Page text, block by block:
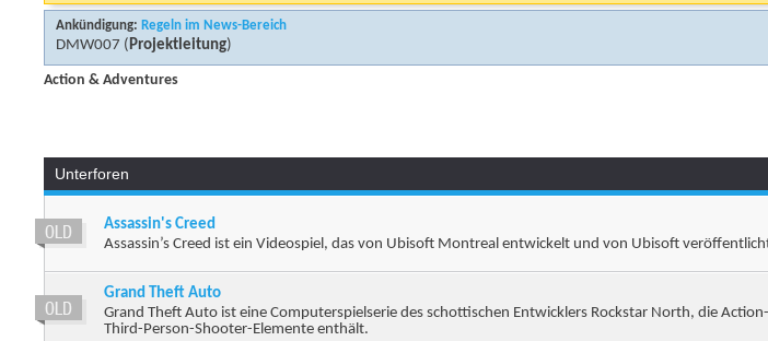
Ankündigung: Regeln im News-Bereich
DMW007 (Projektleitung)
Action & Adventures
Unterforen
Assassin's Creed
Assassin’s Creed ist ein Videospiel, das von Ubisoft Montreal entwickelt und von Ubisoft
Grand Theft Auto
Grand Theft Auto ist eine Computerspielserie des schottischen Entwicklers Rockstar North, die
Third-Person-Shooter-Elemente enthält.